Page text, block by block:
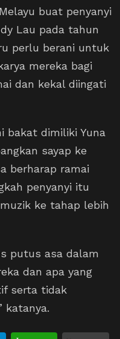
buat penyanyi
Lau pada tahun
perlu berani untuk
mereka bagi
dan kekal diingati
bakat dimiliki Yuna
sayap ke
berharap ramai
penyanyi itu
ke tahap lebih
putus asa dalam
dan apa yang
serta tidak
katanya.